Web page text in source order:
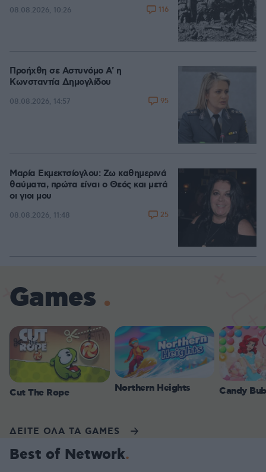
08.08.2026, 10:26 116
Προήχθη σε Αστυνόμο Α' η
Κωνσταντία Δημογλίδου
08.08.2026, 14:57 95
Μαρία Εκμεκτσίογλου: Ζω καθημερινά
θαύματα, πρώτα είναι ο Θεός και μετά
οι γιοι μου
08.08.2026, 11:48 25
Games
Cut The Rope Northern Heights Candy
ΔΕΙΤΕ ΟΛΑ ΤΑ GAMES
Best of Network